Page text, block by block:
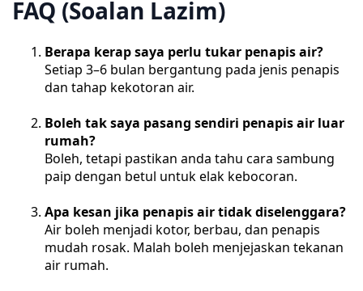
FAQ (Soalan Lazim)
Berapa kerap saya perlu tukar penapis air?
Setiap 3–6 bulan bergantung pada jenis penapis
dan tahap kekotoran air.
Boleh tak saya pasang sendiri penapis air luar
rumah?
Boleh, tetapi pastikan anda tahu cara sambung
paip dengan betul untuk elak kebocoran.
Apa kesan jika penapis air tidak diselenggara?
Air boleh menjadi kotor, berbau, dan penapis
mudah rosak. Malah boleh menjejaskan tekanan
air rumah.